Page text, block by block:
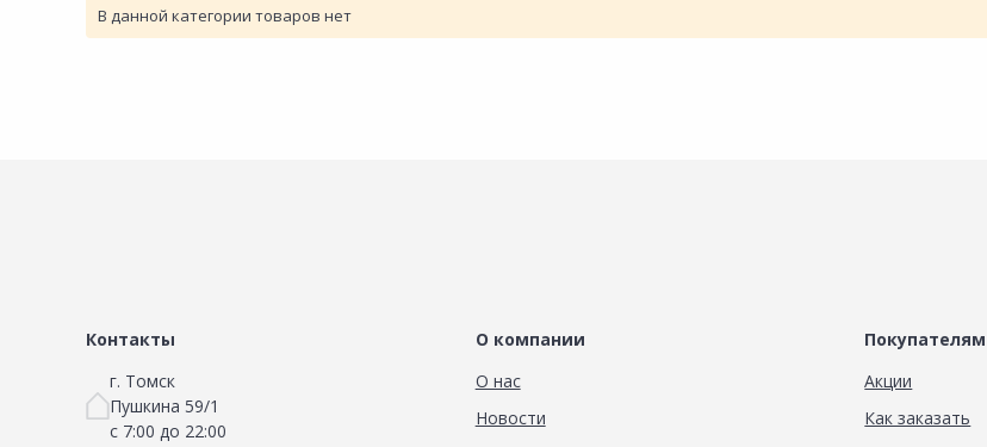
Потолочные и стеновые покрытия
окон, картины
Хранение и порядок
В данной категории товаров нет
Контакты
г. Томск
Пушкина 59/1
с 7:00 до 22:00
О компании
О нас
Новости
Покупателям
Акции
Как заказать